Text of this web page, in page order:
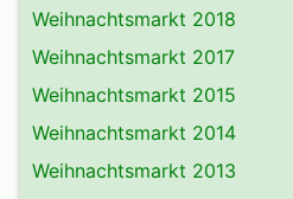
Weihnachtsmarkt 2018
Weihnachtsmarkt 2017
Weihnachtsmarkt 2015
Weihnachtsmarkt 2014
Weihnachtsmarkt 2013